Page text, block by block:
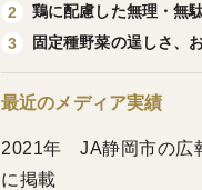
2
鶏に配慮した無理・無
3
固定種野菜の逞しさ、
最近のメディア実績
2021年 JA静岡市の広
に掲載